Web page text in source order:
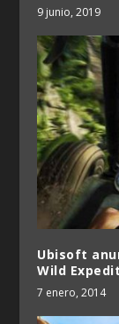
9 junio, 2019
Ubisoft
Wild
7 enero, 2014